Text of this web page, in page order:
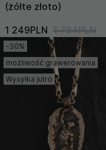
(żółte złoto)
1 249PLN 1 784PLN
-30%
możliwość grawerowania
Wysyłka jutro